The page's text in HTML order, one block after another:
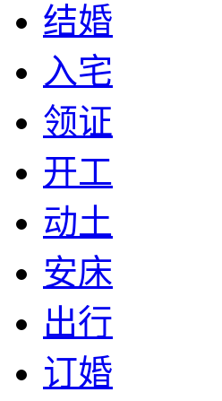
结婚
入宅
领证
开工
动土
安床
出行
订婚